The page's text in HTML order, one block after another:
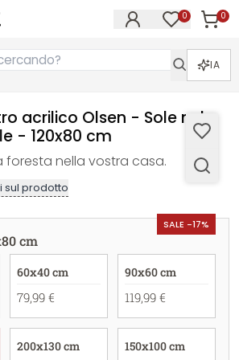
0 0
IA
acrilico Olsen - Sole nel
- 120x80 cm
foresta nella vostra casa.
sul prodotto
SALE -17%
cm
60x40 cm
79,99 €
90x60 cm
119,99 €
200x130 cm 150x100 cm